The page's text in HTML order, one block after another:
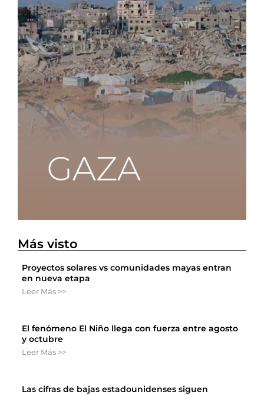
Más visto
Proyectos solares vs comunidades mayas entran
en nueva etapa
Leer Más >>
El fenómeno El Niño llega con fuerza entre agosto
y octubre
Leer Más >>
Las cifras de bajas estadounidenses siguen